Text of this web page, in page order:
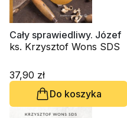
Cały sprawiedliwy. Józef
ks. Krzysztof Wons SDS
37,90 zł
Do koszyka